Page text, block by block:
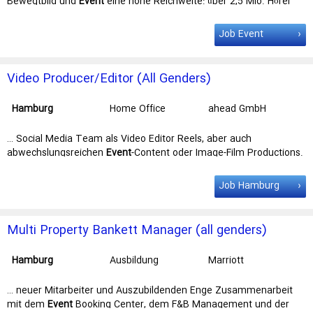
Hamburg, in Bremen
sowie in Berlin und Brandenburg. Du liebst es, Menschen mit …
on the
Job
und Weiterbildungen Du arbeitest mit dem besten
Radioteam im Südwesten …
Job Event
Video Producer/Editor (All Genders)
Hamburg Home Office
ahead GmbH
… Social Media Team als Video Editor Reels, aber auch
abwechslungsreichen Event-Content oder Image-Film Productions.
Hamburg! Wir bieten
dir die Möglichkeit für Home Office (2 Tage pro Woche) und …
Job Hamburg
Multi Property Bankett Manager (all genders)
Hamburg Ausbildung
Marriott
… neuer Mitarbeiter und Auszubildenden Enge Zusammenarbeit
mit dem EventBooking Center, dem F&B Management und der